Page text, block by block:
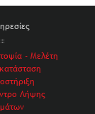
- Μελέτη
Λήψης